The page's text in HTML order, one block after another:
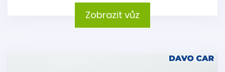
Zobrazit vůz